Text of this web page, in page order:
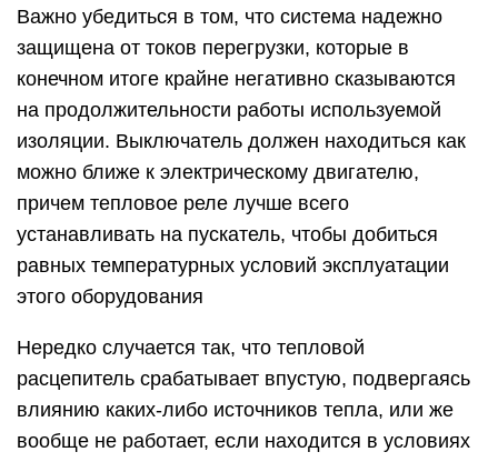
Важно убедиться в том, что система надежно
защищена от токов перегрузки, которые в
конечном итоге крайне негативно сказываются
на продолжительности работы используемой
изоляции. Выключатель должен находиться как
можно ближе к электрическому двигателю,
причем тепловое реле лучше всего
устанавливать на пускатель, чтобы добиться
равных температурных условий эксплуатации
этого оборудования
Нередко случается так, что тепловой
расцепитель срабатывает впустую, подвергаясь
влиянию каких-либо источников тепла, или же
вообще не работает, если находится в условиях